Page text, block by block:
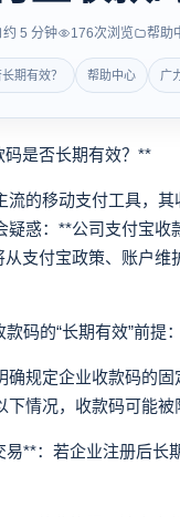
约 5 分钟 176次浏览 帮助
期有效？ 帮助中心 广
是否长期有效？**
的移动支付工具，其
疑惑：**公司支付宝
支付宝政策、账户
的“长期有效”前提
规定企业收款码的固
情况，收款码可能被
：若企业注册后长